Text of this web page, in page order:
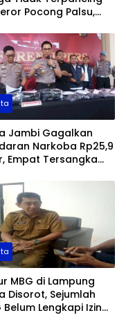
Pocong Palsu,
Jambi Gagalkan
Narkoba Rp25,9
Empat Tersangka
MBG di Lampung
Disorot, Sejumlah
Belum Lengkapi Izin